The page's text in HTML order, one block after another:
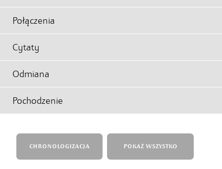
Połączenia
Cytaty
Odmiana
Pochodzenie
CHRONOLOGIZACJA POKAŻ WSZYSTKO